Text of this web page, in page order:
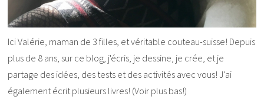
Ici Valérie, maman de 3 filles, et véritable couteau-suisse! Depuis
plus de 8 ans, sur ce blog, j'écris, je dessine, je crée, et je
partage des idées, des tests et des activités avec vous! J'ai
également écrit plusieurs livres! (Voir plus bas!)